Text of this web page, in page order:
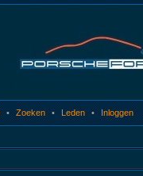
• Zoeken • Leden • Inloggen